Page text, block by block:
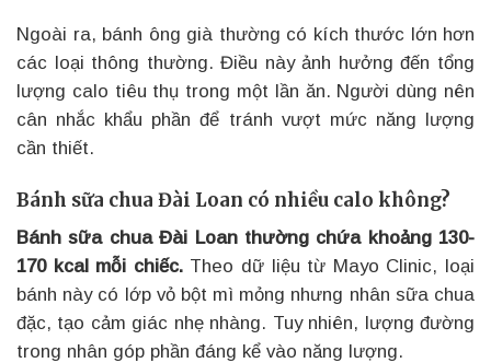
Ngoài ra, bánh ông già thường có kích thước lớn hơn
các loại thông thường. Điều này ảnh hưởng đến tổng
lượng calo tiêu thụ trong một lần ăn. Người dùng nên
cân nhắc khẩu phần để tránh vượt mức năng lượng
cần thiết.
Bánh sữa chua Đài Loan có nhiều calo không?
Bánh sữa chua Đài Loan thường chứa khoảng 130-
170 kcal mỗi chiếc.Theo dữ liệu từ Mayo Clinic, loại
bánh này có lớp vỏ bột mì mỏng nhưng nhân sữa chua
đặc, tạo cảm giác nhẹ nhàng. Tuy nhiên, lượng đường
trong nhân góp phần đáng kể vào năng lượng.